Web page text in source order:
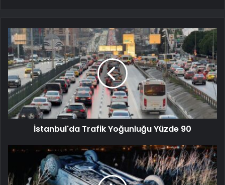
İstanbul'da Trafik Yoğunluğu Yüzde 90